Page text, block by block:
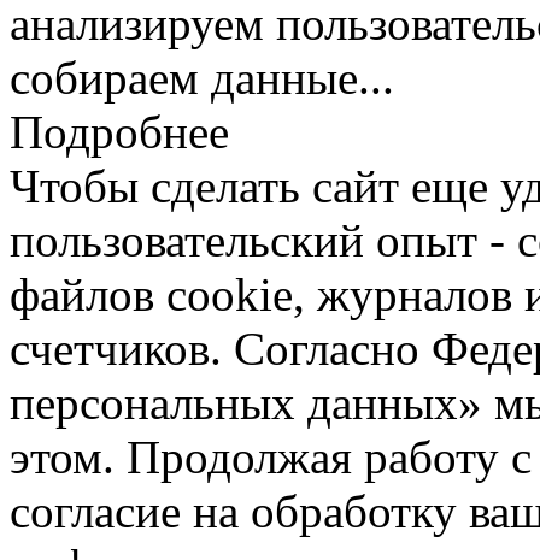
анализируем
собираем данные...
Подробнее
Чтобы сделать сайт еще
пользовательский опыт
файлов cookie, журналов
счетчиков. Согласно
персональных данных»
этом. Продолжая работу
согласие на обработку